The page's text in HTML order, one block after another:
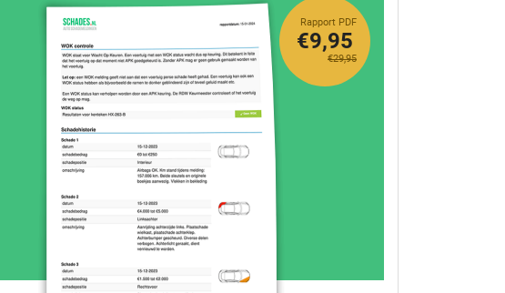
Rapport PDF
€29,95
€9,95